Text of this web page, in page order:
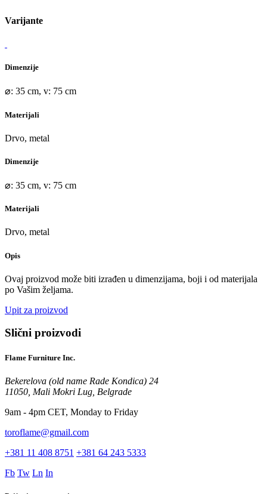
Varijante
Dimenzije
⌀: 35 cm, v: 75 cm
Materijali
Drvo, metal
Dimenzije
⌀: 35 cm, v: 75 cm
Materijali
Drvo, metal
Opis
Ovaj proizvod može biti izrađen u dimenzijama, boji i od materijala
po Vašim željama.
Upit za proizvod
Slični proizvodi
Flame Furniture Inc.
Bekerelova (old name Rade Kondica) 24
11050, Mali Mokri Lug, Belgrade
9am - 4pm CET, Monday to Friday
toroflame@gmail.com
+381 11 408 8751 +381 64 243 5333
Fb Tw Ln In